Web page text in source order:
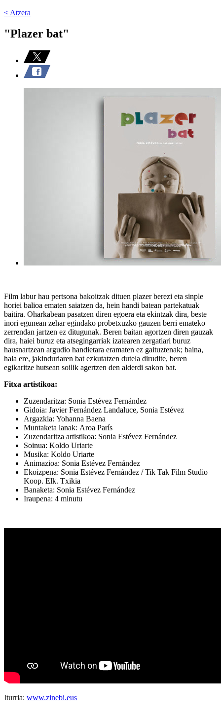
< Atzera
"Plazer bat"
Film labur hau pertsona bakoitzak dituen plazer berezi eta sinple
horiei balioa ematen saiatzen da, hein handi batean partekatuak
baitira. Oharkabean pasatzen diren egoera eta ekintzak dira, beste
inori egunean zehar egindako probetxuzko gauzen berri emateko
zerrendan jartzen ez ditugunak. Beren baitan agortzen diren gauzak
dira, haiei buruz eta atsegingarriak izatearen zergatiari buruz
hausnartzean argudio handietara eramaten ez gaituztenak; baina,
hala ere, jakinduriaren bat ezkutatzen dutela dirudite, beren
egikaritze hutsean soilik agertzen den alderdi sakon bat.
Fitxa artistikoa:
Zuzendaritza: Sonia Estévez Fernández
Gidoia: Javier Fernández Landaluce, Sonia Estévez
Argazkia: Yohanna Baena
Muntaketa lanak: Aroa París
Zuzendaritza artistikoa: Sonia Estévez Fernández
Soinua: Koldo Uriarte
Musika: Koldo Uriarte
Animazioa: Sonia Estévez Fernández
Ekoizpena: Sonia Estévez Fernández / Tik Tak Film Studio
Koop. Elk. Txikia
Banaketa: Sonia Estévez Fernández
Iraupena: 4 minutu
Iturria: www.zinebi.eus